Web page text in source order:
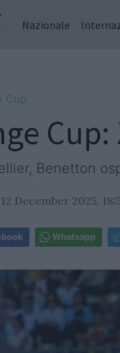
Nazionale
Cup
Benetton
12 December 2025,
Whatsapp